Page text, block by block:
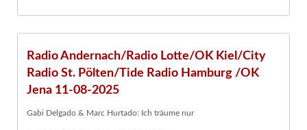
Radio Andernach/Radio Lotte/OK Kiel/City
Radio St. Pölten/Tide Radio Hamburg /OK
Jena 11-08-2025
Gabi Delgado & Marc Hurtado: Ich träume nur